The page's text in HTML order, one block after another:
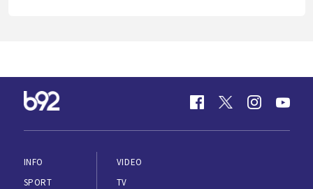
INFO
SPORT
VIDEO
TV